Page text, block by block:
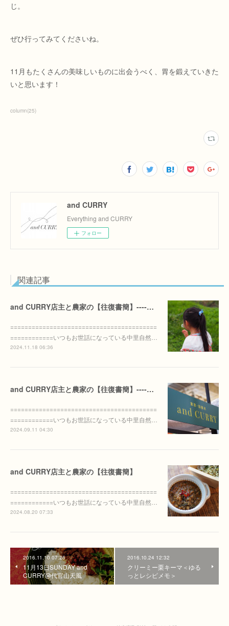
じ。
ぜひ行ってみてくださいね。
11月もたくさんの美味しいものに出会うべく、胃を鍛えていきた
いと思います！
column(25)
and CURRY
Everything and CURRY
フォロー
関連記事
and CURRY店主と農家の【往復書簡】----20241118
=========================================
============いつもお世話になっている中里自然…
2024.11.18 06:36
and CURRY店主と農家の【往復書簡】----20240911
=========================================
============いつもお世話になっている中里自然…
2024.09.11 04:30
and CURRY店主と農家の【往復書簡】
=========================================
============いつもお世話になっている中里自然…
2024.08.20 07:33
2016.11.10 07:26
11月13日SUNDAY and
CURRY@代官山天風
2016.10.24 12:32
クリーミー栗キーマ＜ゆる
っとレシピメモ＞